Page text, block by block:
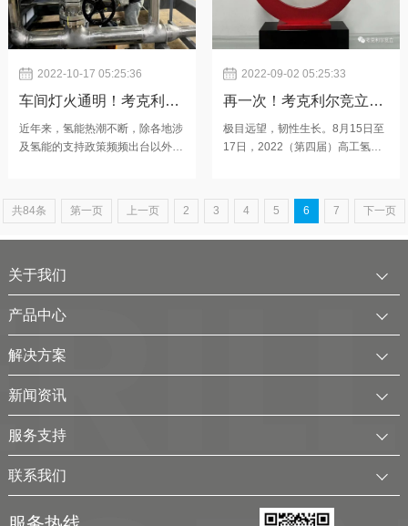
缩写，主要从事发展机械工程及其
有关领域的科学技术，鼓励基础研
究
术研发与创新机构，是企业技术创
新体系的核心和主要技术依托，获
得认证的企业技术中心代表着企业
的技术
2022-10-17 05:25:36
车间灯火通明！考克利尔
竞立产销两旺
近年来，氢能热潮不断，除各地涉
及氢能的支持政策频频出台以外，
力确保项目订单的交付。走进车
间，灯火通明，电焊声、打磨声、
挥汗如雨的身影，员工们干劲十
足，坚守岗位奋战在生产一线，冷
作、产品装配、质量检验等岗位都
上，员工们正在进行严格的装配工
序，一名装配组
2022-09-02 05:25:33
再一次！考克利尔竞立荣
获高工氢电2022氢能产业
TOP30
极目远望，韧性生长。8月15日至
17日，2022（第四届）高工氢电
下游企业代表，超600位企业领袖
及行业精英，共享产业盛会。在高
工氢电颁奖典礼上，考克利尔竞凭
TOP30”。该奖项不仅体现了考克
利尔竞立在行业内的影响力，也彰
共84条 第一页 上一页 2 3 4 5 6 7 下一页
关于我们
公司简介
发展历程
服务全球
考克利尔集团
产品中心
中压水电解制氢装置
氢气干燥装置
氢气回收净化装置
移动式（箱式）制氢站
解决方案
可再生电解水制氢解决方案
工业用氢解决方案
新闻资讯
企业动态
行业新闻
展会及活动
服务支持
客户服务
联系我们
联系方式